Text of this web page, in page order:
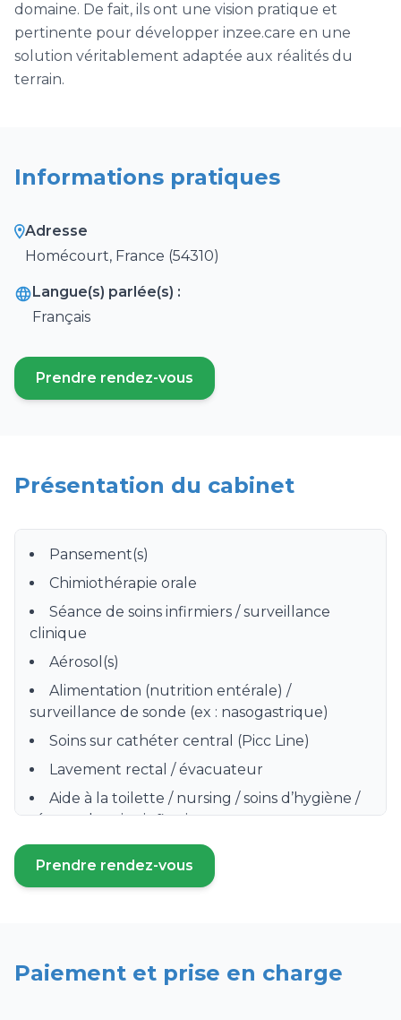
domaine. De fait, ils ont une vision pratique et
pertinente pour développer inzee.care en une
solution véritablement adaptée aux réalités du
terrain.
Informations pratiques
Adresse
Homécourt, France (54310)
Langue(s) parlée(s) :
Français
Prendre rendez-vous
(ouvre un nouvel onglet)
Présentation du cabinet
Pansement(s)
Chimiothérapie orale
Séance de soins infirmiers / surveillance
clinique
Aérosol(s)
Alimentation (nutrition entérale) /
surveillance de sonde (ex : nasogastrique)
Soins sur cathéter central (Picc Line)
Lavement rectal / évacuateur
Aide à la toilette / nursing / soins d’hygiène /
séance de soins infirmiers
Préparation, distribution et surveillance de
prise de médicament
Surveillance clinique hebdomadaire
Prendre rendez-vous
(ouvre un nouvel onglet)
Paiement et prise en charge